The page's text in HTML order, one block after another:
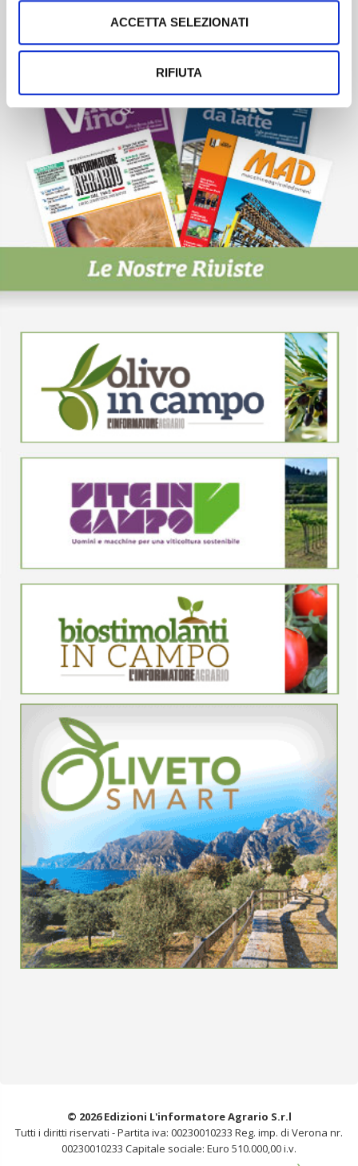
ACCETTA SELEZIONATI
RIFIUTA
ISCRIVITI
© 2026 Edizioni L'informatore Agrario S.r.l
Tutti i diritti riservati -Partita iva: 00230010233 Reg. imp. di Verona nr.
00230010233 Capitale sociale: Euro 510.000,00 i.v.